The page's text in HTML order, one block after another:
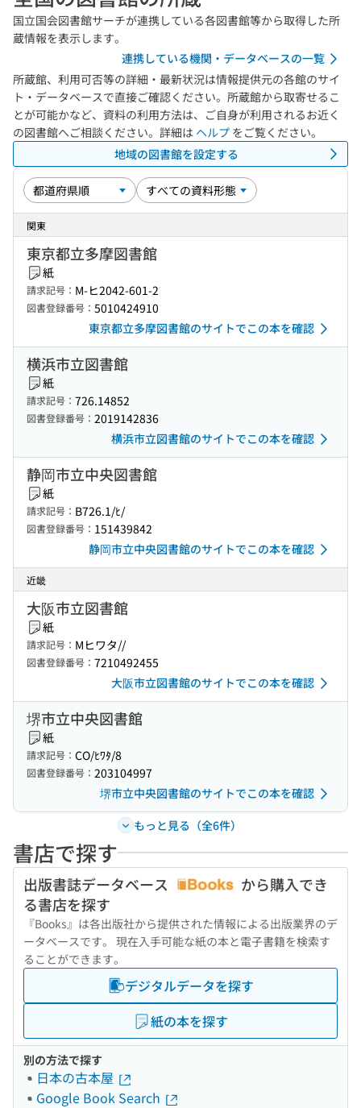
国立国会図書館サーチが連携している各図書館等から取得した所
蔵情報を表示します。
連携している機関・データベースの一覧
所蔵館、利用可否等の詳細・最新状況は情報提供元の各館のサイ
ト・データベースで直接ご確認ください。所蔵館から取寄せるこ
とが可能かなど、資料の利用方法は、ご自身が利用されるお近く
の図書館へご相談ください。詳細は ヘルプ をご覧ください。
地域の図書館を設定する
関東
東京都立多摩図書館
紙
請求記号： M-ヒ2042-601-2
図書登録番号： 5010424910
東京都立多摩図書館のサイトでこの本を確認
横浜市立図書館
紙
請求記号： 726.14852
図書登録番号： 2019142836
横浜市立図書館のサイトでこの本を確認
静岡市立中央図書館
紙
請求記号： B726.1/ﾋ/
図書登録番号： 151439842
静岡市立中央図書館のサイトでこの本を確認
近畿
大阪市立図書館
紙
請求記号： Mヒワタ//
図書登録番号： 7210492455
大阪市立図書館のサイトでこの本を確認
堺市立中央図書館
紙
請求記号： CO/ﾋﾜﾀ/8
図書登録番号： 203104997
堺市立中央図書館のサイトでこの本を確認
もっと見る（全6件）
書店で探す
出版書誌データベース
から購入でき
る書店を探す
『Books』は各出版社から提供された情報による出版業界のデ
ータベースです。 現在入手可能な紙の本と電子書籍を検索す
ることができます。
デジタルデータを探す
紙の本を探す
別の方法で探す
日本の古本屋
Google Book Search